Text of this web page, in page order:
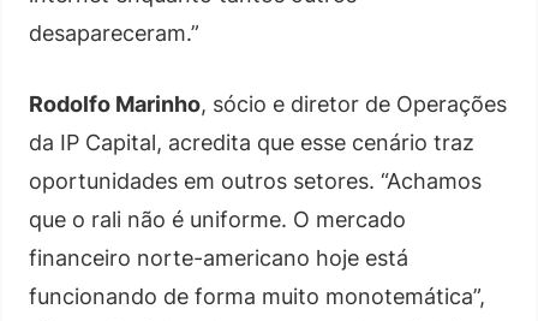
desapareceram.”
Rodolfo Marinho, sócio e diretor de Operações
da IP Capital, acredita que esse cenário traz
oportunidades em outros setores. “Achamos
que o rali não é uniforme. O mercado
financeiro norte-americano hoje está
funcionando de forma muito monotemática”,